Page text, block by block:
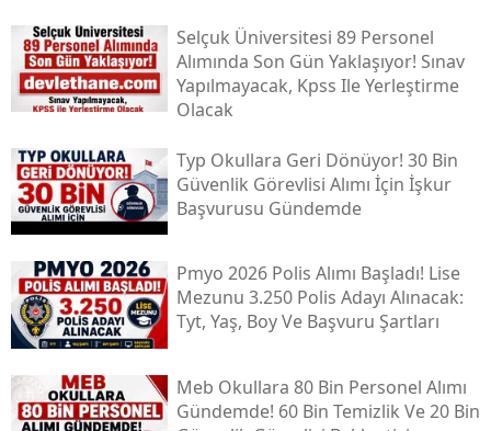
Selçuk Üniversitesi 89 Personel
Alımında Son Gün Yaklaşıyor! Sınav
Yapılmayacak, Kpss Ile Yerleştirme
Olacak
Typ Okullara Geri Dönüyor! 30 Bin
Güvenlik Görevlisi Alımı İçin İşkur
Başvurusu Gündemde
Pmyo 2026 Polis Alımı Başladı! Lise
Mezunu 3.250 Polis Adayı Alınacak:
Tyt, Yaş, Boy Ve Başvuru Şartları
Meb Okullara 80 Bin Personel Alımı
Gündemde! 60 Bin Temizlik Ve 20 Bin